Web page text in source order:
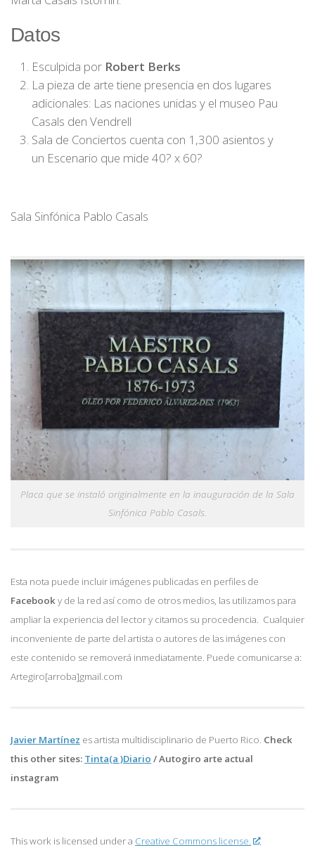
Datos
Esculpida por Robert Berks
La pieza de arte tiene presencia en dos lugares
adicionales: Las naciones unidas y el museo Pau
Casals den Vendrell
Sala de Conciertos cuenta con 1,300 asientos y
un Escenario que mide 40? x 60?
Sala Sinfónica Pablo Casals
Placa que se instaló originalmente en la inauguración de la Sala
Sinfónica Pablo Casals.
Esta nota puede incluir imágenes publicadas en perfiles de
Facebooky de la red así como de otros medios, las utilizamos para
ampliar la experiencia del lector y citamos su procedencia. Cualquier
inconveniente de parte del artista o autores de las imágenes con
este contenido se removerá inmediatamente. Puede comunicarse a:
Artegiro[arroba]gmail.com
Javier Martínez es artista multidisciplinario de Puerto Rico. Check
this other sites: Tinta(a )Diario /Autogiro arte actual
instagram
This work is licensed under a Creative Commons license.